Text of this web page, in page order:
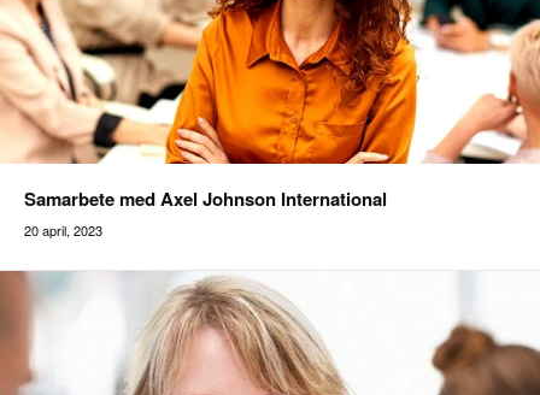
Samarbete med Axel Johnson International
20 april, 2023